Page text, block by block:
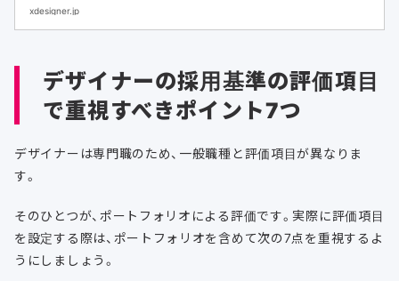
・作成フォーマットと採用方法
xdesigner.jp
デザイナーの採用基準の評価項目
で重視すべきポイント7つ
デザイナーは専門職のため、一般職種と評価項目が異なりま
す。
そのひとつが、ポートフォリオによる評価です。実際に評価項目
を設定する際は、ポートフォリオを含めて次の7点を重視するよ
うにしましょう。